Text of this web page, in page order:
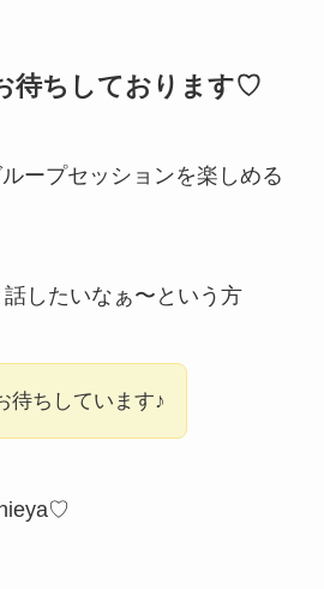
待ちしております♡
ープセッションを楽しめる
話したいなぁ〜という方
待ちしています♪